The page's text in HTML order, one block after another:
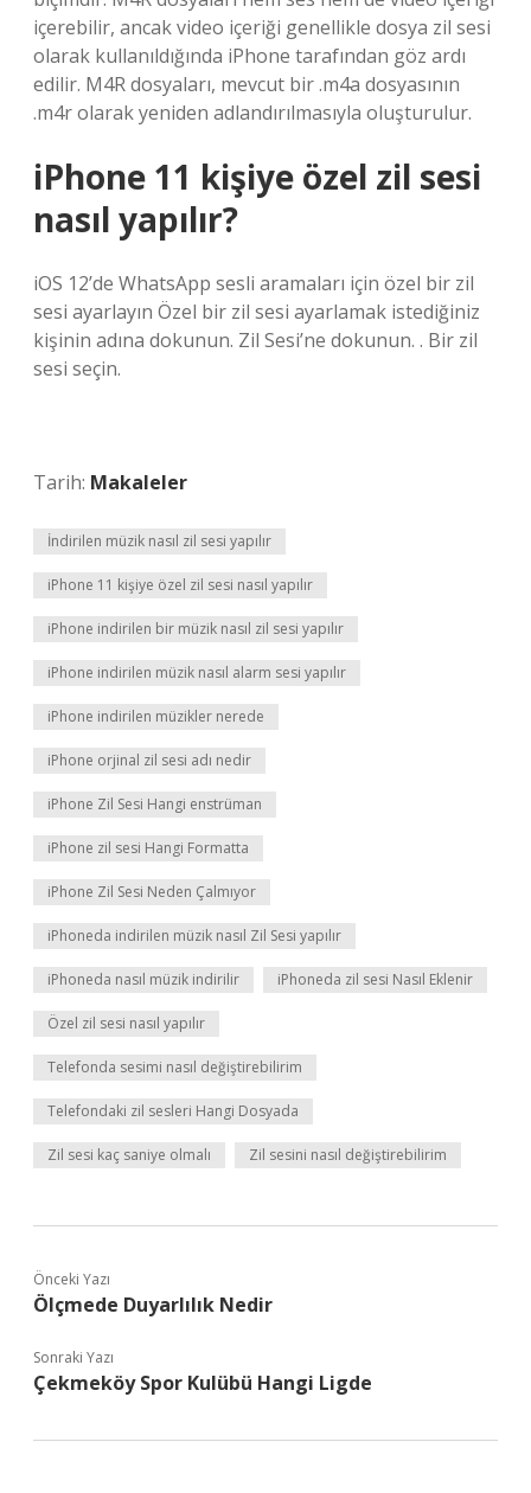
içerebilir, ancak video içeriği genellikle dosya zil sesi
olarak kullanıldığında iPhone tarafından göz ardı
edilir. M4R dosyaları, mevcut bir .m4a dosyasının
.m4r olarak yeniden adlandırılmasıyla oluşturulur.
iPhone 11 kişiye özel zil sesi
nasıl yapılır?
iOS 12’de WhatsApp sesli aramaları için özel bir zil
sesi ayarlayın Özel bir zil sesi ayarlamak istediğiniz
kişinin adına dokunun. Zil Sesi’ne dokunun. . Bir zil
sesi seçin.
Tarih: Makaleler
İndirilen müzik nasıl zil sesi yapılır
iPhone 11 kişiye özel zil sesi nasıl yapılır
iPhone indirilen bir müzik nasıl zil sesi yapılır
iPhone indirilen müzik nasıl alarm sesi yapılır
iPhone indirilen müzikler nerede
iPhone orjinal zil sesi adı nedir
iPhone Zil Sesi Hangi enstrüman
iPhone zil sesi Hangi Formatta
iPhone Zil Sesi Neden Çalmıyor
iPhoneda indirilen müzik nasıl Zil Sesi yapılır
iPhoneda nasıl müzik indirilir iPhoneda zil sesi Nasıl Eklenir
Özel zil sesi nasıl yapılır
Telefonda sesimi nasıl değiştirebilirim
Telefondaki zil sesleri Hangi Dosyada
Zil sesi kaç saniye olmalı Zil sesini nasıl değiştirebilirim
Önceki Yazı
Ölçmede Duyarlılık Nedir
Sonraki Yazı
Çekmeköy Spor Kulübü Hangi Ligde